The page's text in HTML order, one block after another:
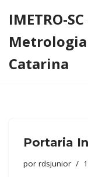
para
o
IMETRO-
Metrologia
Catarina
Portaria
por rdsjunior